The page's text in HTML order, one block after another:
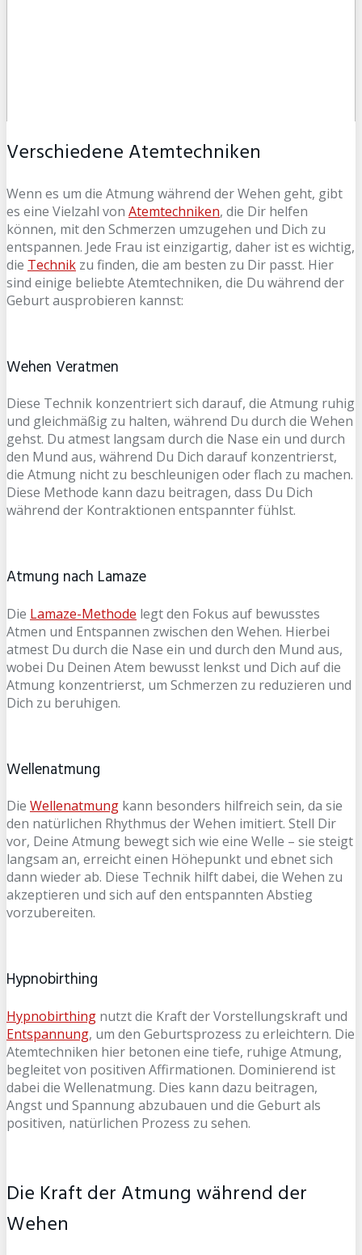
Verschiedene Atemtechniken
Wenn es um die Atmung während der Wehen geht, gibt
es eine Vielzahl von Atemtechniken, die Dir helfen
können, mit den Schmerzen umzugehen und Dich zu
entspannen. Jede Frau ist einzigartig, daher ist es wichtig,
die Technik zu finden, die am besten zu Dir passt. Hier
sind einige beliebte Atemtechniken, die Du während der
Geburt ausprobieren kannst:
Wehen Veratmen
Diese Technik konzentriert sich darauf, die Atmung ruhig
und gleichmäßig zu halten, während Du durch die Wehen
gehst. Du atmest langsam durch die Nase ein und durch
den Mund aus, während Du Dich darauf konzentrierst,
die Atmung nicht zu beschleunigen oder flach zu machen.
Diese Methode kann dazu beitragen, dass Du Dich
während der Kontraktionen entspannter fühlst.
Atmung nach Lamaze
Die Lamaze-Methode legt den Fokus auf bewusstes
Atmen und Entspannen zwischen den Wehen. Hierbei
atmest Du durch die Nase ein und durch den Mund aus,
wobei Du Deinen Atem bewusst lenkst und Dich auf die
Atmung konzentrierst, um Schmerzen zu reduzieren und
Dich zu beruhigen.
Wellenatmung
Die Wellenatmung kann besonders hilfreich sein, da sie
den natürlichen Rhythmus der Wehen imitiert. Stell Dir
vor, Deine Atmung bewegt sich wie eine Welle – sie steigt
langsam an, erreicht einen Höhepunkt und ebnet sich
dann wieder ab. Diese Technik hilft dabei, die Wehen zu
akzeptieren und sich auf den entspannten Abstieg
vorzubereiten.
Hypnobirthing
Hypnobirthing nutzt die Kraft der Vorstellungskraft und
Entspannung, um den Geburtsprozess zu erleichtern. Die
Atemtechniken hier betonen eine tiefe, ruhige Atmung,
begleitet von positiven Affirmationen. Dominierend ist
dabei die Wellenatmung. Dies kann dazu beitragen,
Angst und Spannung abzubauen und die Geburt als
positiven, natürlichen Prozess zu sehen.
Die Kraft der Atmung während der
Wehen